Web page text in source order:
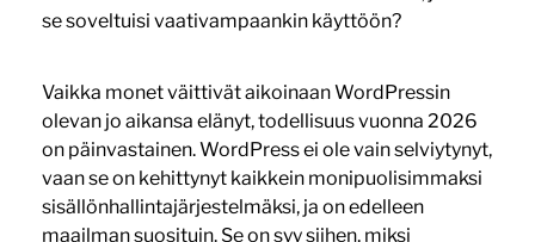
se soveltuisi vaativampaankin käyttöön?
Vaikka monet väittivät aikoinaan WordPressin
olevan jo aikansa elänyt, todellisuus vuonna 2026
on päinvastainen. WordPress ei ole vain selviytynyt,
vaan se on kehittynyt kaikkein monipuolisimmaksi
sisällönhallintajärjestelmäksi, ja on edelleen
maailman suosituin. Se on syy siihen, miksi